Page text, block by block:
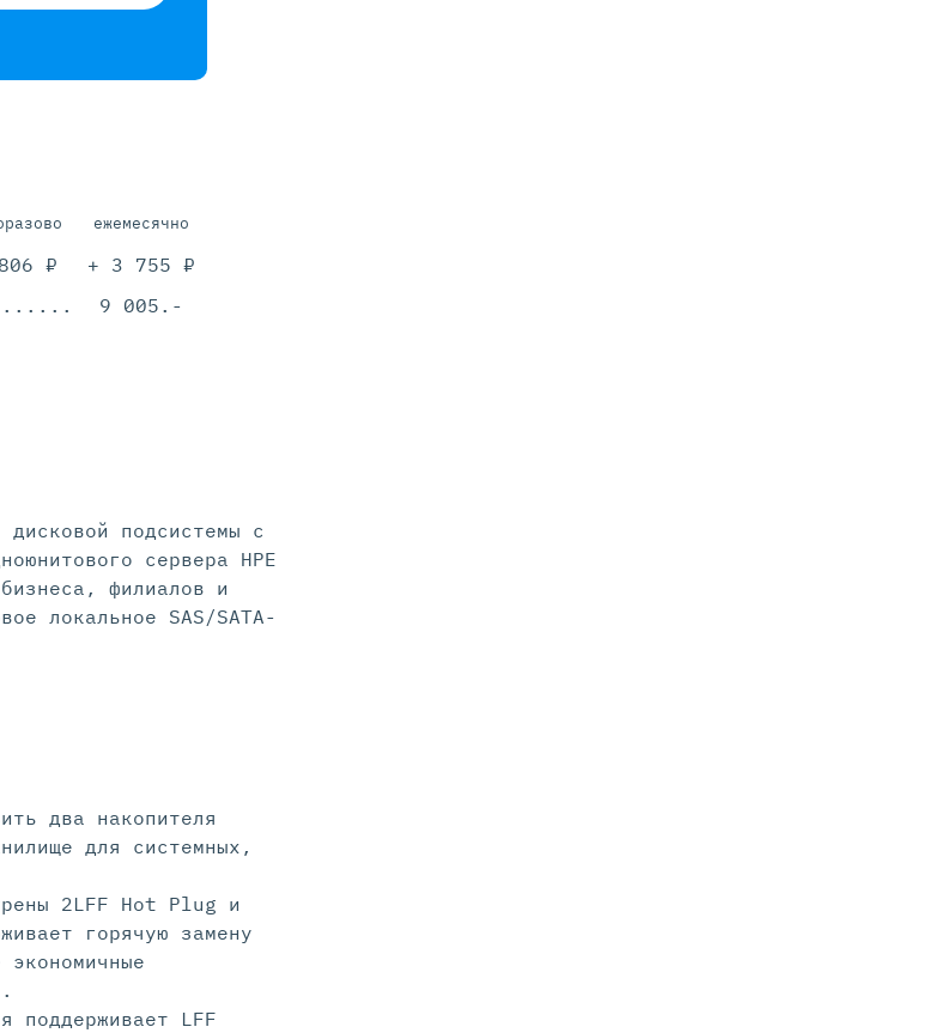
ежемесячно
₽
+ 3 755 ₽
9 005.-
дисковой подсистемы с
сервера HPE
филиалов и
локальное SAS/SATA-
два накопителя
для системных,
2LFF Hot Plug и
горячую замену
поддерживает LFF